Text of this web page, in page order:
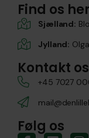
Find os her
Sjælland:
Jylland:
Kontakt os
+45 7027
Følg os